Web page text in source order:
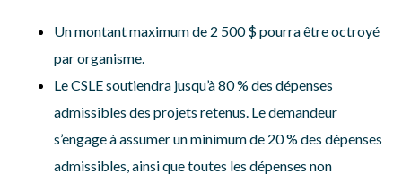
Un montant maximum de 2 500 $ pourra être octroyé
par organisme.
Le CSLE soutiendra jusqu’à 80 % des dépenses
admissibles des projets retenus. Le demandeur
s’engage à assumer un minimum de 20 % des dépenses
admissibles, ainsi que toutes les dépenses non